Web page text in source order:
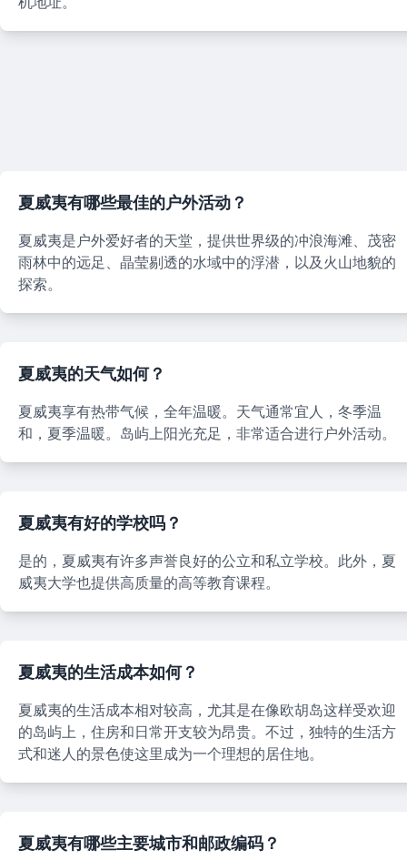
夏威夷有哪些最佳的户外活动？
夏威夷是户外爱好者的天堂，提供世界级的冲浪海滩、茂密
雨林中的远足、晶莹剔透的水域中的浮潜，以及火山地貌的
探索。
夏威夷的天气如何？
夏威夷享有热带气候，全年温暖。天气通常宜人，冬季温
和，夏季温暖。岛屿上阳光充足，非常适合进行户外活动。
夏威夷有好的学校吗？
是的，夏威夷有许多声誉良好的公立和私立学校。此外，夏
威夷大学也提供高质量的高等教育课程。
夏威夷的生活成本如何？
夏威夷的生活成本相对较高，尤其是在像欧胡岛这样受欢迎
的岛屿上，住房和日常开支较为昂贵。不过，独特的生活方
式和迷人的景色使这里成为一个理想的居住地。
夏威夷有哪些主要城市和邮政编码？